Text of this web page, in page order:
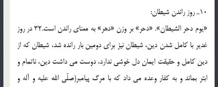
10ـ روز راندن شيطان:
«يوم دحر الشيطان». «دحر» بر وزن «دهر» به معناى راندن است.32 در روز
غدير با كامل شدن دين، شيطان نيز براى دومين بار رانده شد، شيطان كه از
دين كامل و حقيقت ايمان دل خوشى ندارد، دوست مى داشت دين، ناتمام و
ابتر بماند و به كفار وعده مى داد كه با مرگ پيامبر(صلّی الله علیه و آله و